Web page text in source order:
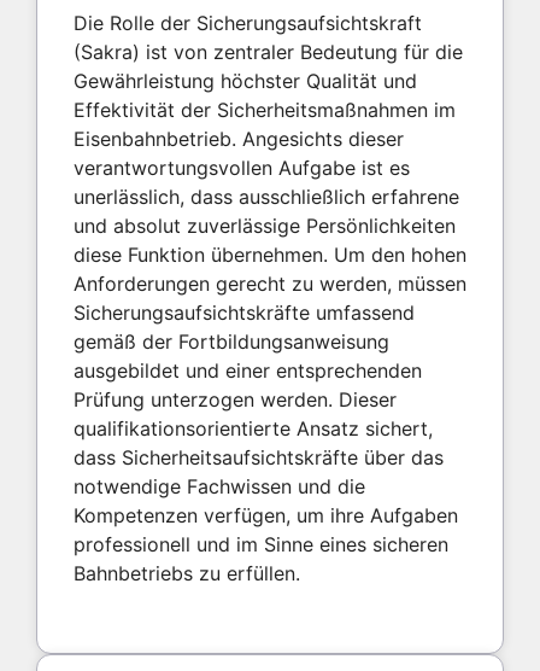
Die Rolle der Sicherungsaufsichtskraft
(Sakra) ist von zentraler Bedeutung für die
Gewährleistung höchster Qualität und
Effektivität der Sicherheitsmaßnahmen im
Eisenbahnbetrieb. Angesichts dieser
verantwortungsvollen Aufgabe ist es
unerlässlich, dass ausschließlich erfahrene
und absolut zuverlässige Persönlichkeiten
diese Funktion übernehmen. Um den hohen
Anforderungen gerecht zu werden, müssen
Sicherungsaufsichtskräfte umfassend
gemäß der Fortbildungsanweisung
ausgebildet und einer entsprechenden
Prüfung unterzogen werden. Dieser
qualifikationsorientierte Ansatz sichert,
dass Sicherheitsaufsichtskräfte über das
notwendige Fachwissen und die
Kompetenzen verfügen, um ihre Aufgaben
professionell und im Sinne eines sicheren
Bahnbetriebs zu erfüllen.